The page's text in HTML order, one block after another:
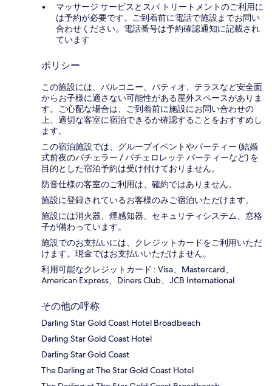
マッサージ サービスとスパ トリートメントのご利用に
は予約が必要です。ご到着前に電話で施設までお問い
合わせください。電話番号は予約確認通知に記載され
ています
ポリシー
この施設には、バルコニー、パティオ、テラスなど安全面
からお子様に適さない可能性がある屋外スペースがありま
す。ご心配な場合は、ご到着前に施設にお問い合わせの
上、適切な客室に宿泊できるか確認することをおすすめし
ます。
この宿泊施設では、グループイベントやパーティー (結婚
式前夜のバチェラー / バチェロレッテ パーティーなど) を
目的とした宿泊予約は受け付けておりません。
防音仕様の客室のご利用は、確約ではありません。
施設に登録されているお客様のみご宿泊いただけます。
施設には消火器、煙感知器、セキュリティシステム、窓格
子が備わっています。
施設でのお支払いには、クレジットカードをご利用いただ
けます。現金ではお支払いいただけません。
利用可能なクレジットカード : Visa、Mastercard、
American Express、Diners Club、JCB International
その他の呼称
Darling Star Gold Coast Hotel Broadbeach
Darling Star Gold Coast Hotel
Darling Star Gold Coast
The Darling at The Star Gold Coast Hotel